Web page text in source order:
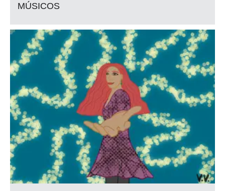
MÚSICOS